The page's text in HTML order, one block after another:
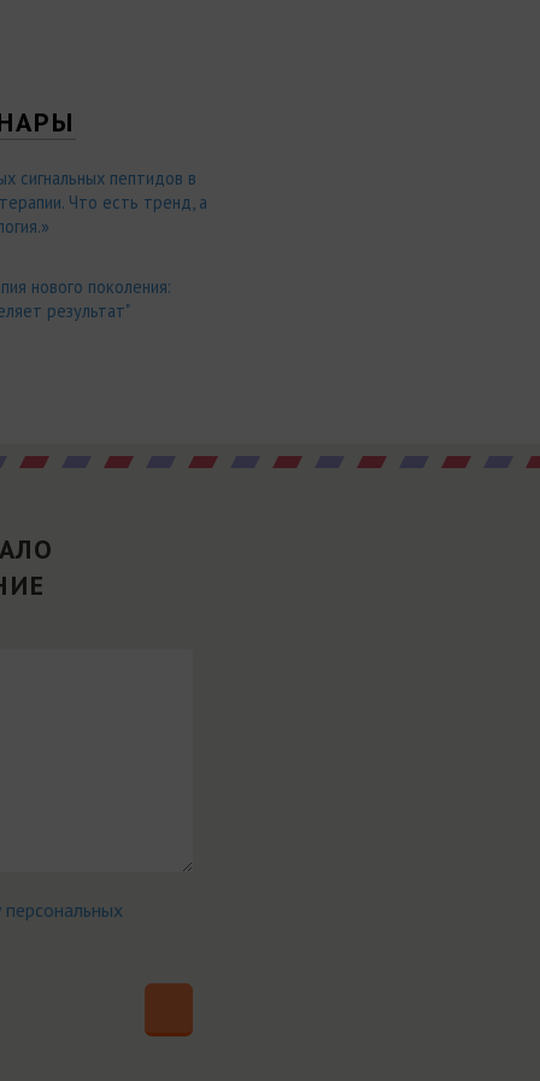
сигнальных пептидов в
Что есть тренд, а
нового поколения:
результат"